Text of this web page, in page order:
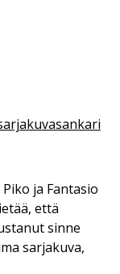
ja Fantasio
että
sinne
sarjakuva,